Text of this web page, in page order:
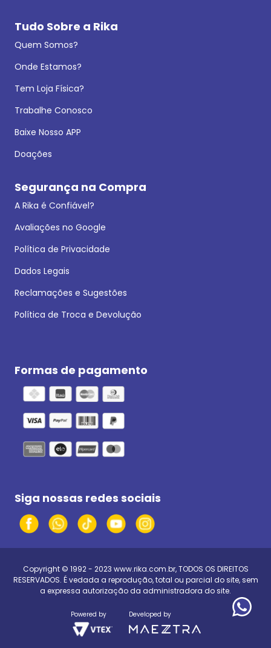
Tudo Sobre a Rika
Quem Somos?
Onde Estamos?
Tem Loja Física?
Trabalhe Conosco
Baixe Nosso APP
Doações
Segurança na Compra
A Rika é Confiável?
Avaliações no Google
Política de Privacidade
Dados Legais
Reclamações e Sugestões
Política de Troca e Devolução
Formas de pagamento
Siga nossas redes sociais
Copyright © 1992 - 2023 www.rika.com.br, TODOS OS DIREITOS
RESERVADOS. É vedada a reprodução, total ou parcial do site, sem
a expressa autorização da administradora do site.
Powered by Developed by